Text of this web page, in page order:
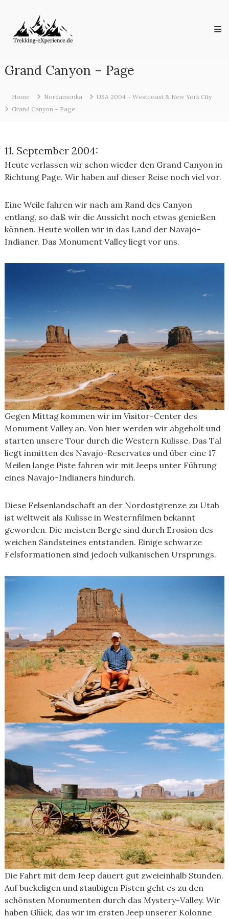
content
eXperience.de
Reiseberichte
aus
Welt
Grand Canyon – Page
Home Nordamerika
USA 2004 – Westcoast & New York City
Grand Canyon – Page
11. September 2004:
Heute verlassen wir schon wieder den Grand Canyon in
Richtung Page. Wir haben auf dieser Reise noch viel vor.
Eine Weile fahren wir nach am Rand des Canyon
entlang, so daß wir die Aussicht noch etwas genießen
können. Heute wollen wir in das Land der Navajo-
Indianer. Das Monument Valley liegt vor uns.
Gegen Mittag kommen wir im Visitor-Center des
Monument Valley an. Von hier werden wir abgeholt und
starten unsere Tour durch die Western Kulisse. Das Tal
liegt inmitten des Navajo-Reservates und über eine 17
Meilen lange Piste fahren wir mit Jeeps unter Führung
eines Navajo-Indianers hindurch.
Diese Felsenlandschaft an der Nordostgrenze zu Utah
ist weltweit als Kulisse in Westernfilmen bekannt
geworden. Die meisten Berge sind durch Erosion des
weichen Sandsteines entstanden. Einige schwarze
Felsformationen sind jedoch vulkanischen Ursprungs.
Die Fahrt mit dem Jeep dauert gut zweieinhalb Stunden.
Auf buckeligen und staubigen Pisten geht es zu den
schönsten Monumenten durch das Mystery-Valley. Wir
haben Glück, das wir im ersten Jeep unserer Kolonne